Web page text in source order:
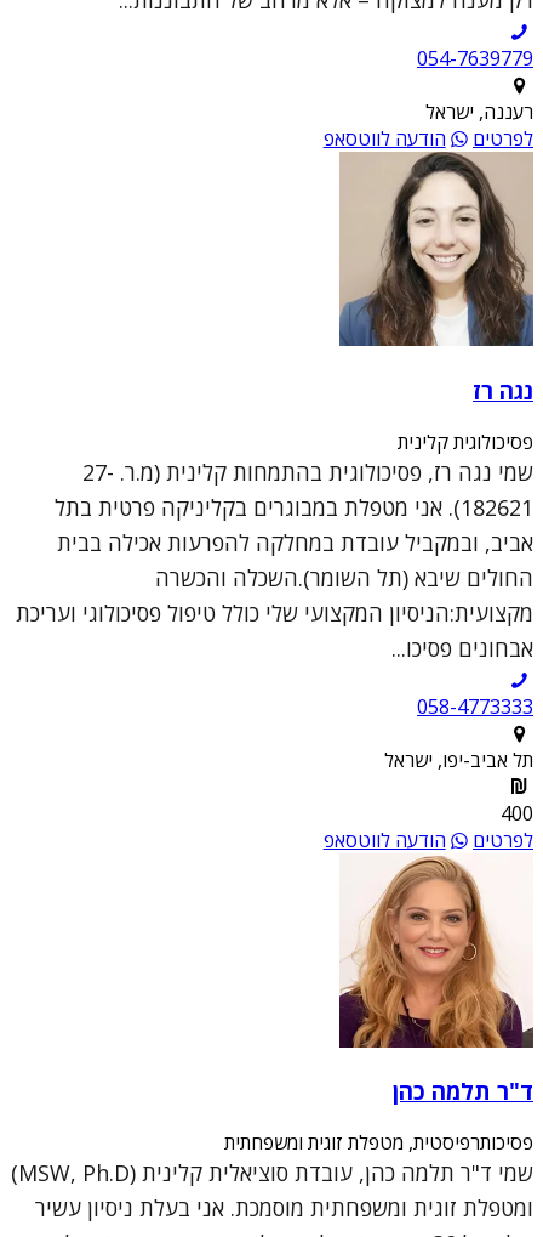
054-7639779
רעננה, ישראל
לפרטים
הודעה לווטסאפ
נגה רז
פסיכולוגית קלינית
שמי נגה רז, פסיכולוגית בהתמחות קלינית (מ.ר. 27-
182621). אני מטפלת במבוגרים בקליניקה פרטית בתל
אביב, ובמקביל עובדת במחלקה להפרעות אכילה בבית
החולים שיבא (תל השומר).השכלה והכשרה
מקצועית:הניסיון המקצועי שלי כולל טיפול פסיכולוגי ועריכת
אבחונים פסיכו...
058-4773333
תל אביב-יפו, ישראל
400
לפרטים
הודעה לווטסאפ
ד"ר תלמה כהן
פסיכותרפיסטית, מטפלת זוגית ומשפחתית
שמי ד"ר תלמה כהן, עובדת סוציאלית קלינית (MSW, Ph.D)
ומטפלת זוגית ומשפחתית מוסמכת. אני בעלת ניסיון עשיר